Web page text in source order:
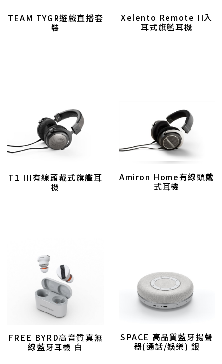
TEAM TYGR遊戲直播套
裝
Xelento Remote II入
耳式旗艦耳機
T1 III有線頭戴式旗艦耳
機
Amiron Home有線頭戴
式耳機
FREE BYRD高音質真無
線藍牙耳機 白
SPACE 高品質藍牙揚聲
器(通話/娛樂) 銀